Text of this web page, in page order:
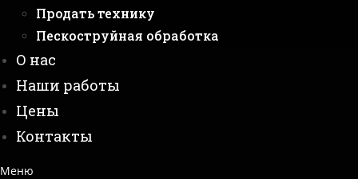
Продать технику
Пескоструйная обработка
О нас
Наши работы
Цены
Контакты
Меню